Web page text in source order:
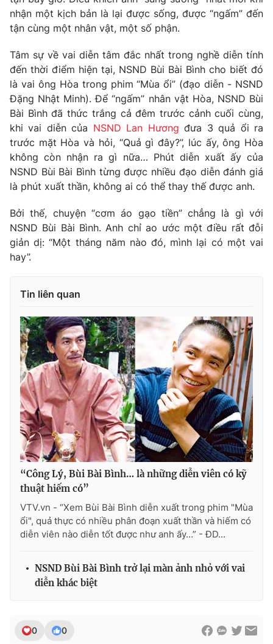
nhận một kịch bản là lại được sống, được “ngấm” đến
tận cùng một nhân vật, một số phận.
Tâm sự về vai diễn tâm đắc nhất trong nghề diễn tính
đến thời điểm hiện tại, NSND Bùi Bài Bình cho biết đó
là vai ông Hòa trong phim “Mùa ổi” (đạo diễn - NSND
Đặng Nhật Minh). Để “ngấm” nhân vật Hòa, NSND Bùi
Bài Bình đã thức trắng cả đêm trước cảnh cuối cùng,
khi vai diễn của NSND Lan Hương đưa 3 quả ổi ra
trước mặt Hòa và hỏi, “Quả gì đây?”, lúc ấy, ông Hòa
không còn nhận ra gì nữa… Phút diễn xuất ấy của
NSND Bùi Bài Bình từng được nhiều đạo diễn đánh giá
là phút xuất thần, không ai có thể thay thế được anh.
Bởi thế, chuyện “cơm áo gạo tiền” chẳng là gì với
NSND Bùi Bài Bình. Anh chỉ ao ước một điều rất đỗi
giản dị: “Một tháng năm nào đó, mình lại có một vai
hay”.
Tin liên quan
“Công Lý, Bùi Bài Bình… là những diễn viên có kỹ
thuật hiếm có”
VTV.vn - “Xem Bùi Bài Bình diễn xuất trong phim "Mùa
ổi", quả thực có nhiều phân đoạn xuất thần và hiếm có
diễn viên nào diễn tốt được như anh ấy…” - ĐD...
NSND Bùi Bài Bình trở lại màn ảnh nhỏ với vai
diễn khác biệt
0 0